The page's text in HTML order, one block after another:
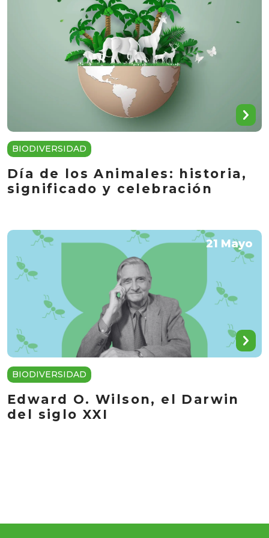
BIODIVERSIDAD
Día de los Animales: historia,
significado y celebración
21 Mayo
BIODIVERSIDAD
Edward O. Wilson, el Darwin
del siglo XXI